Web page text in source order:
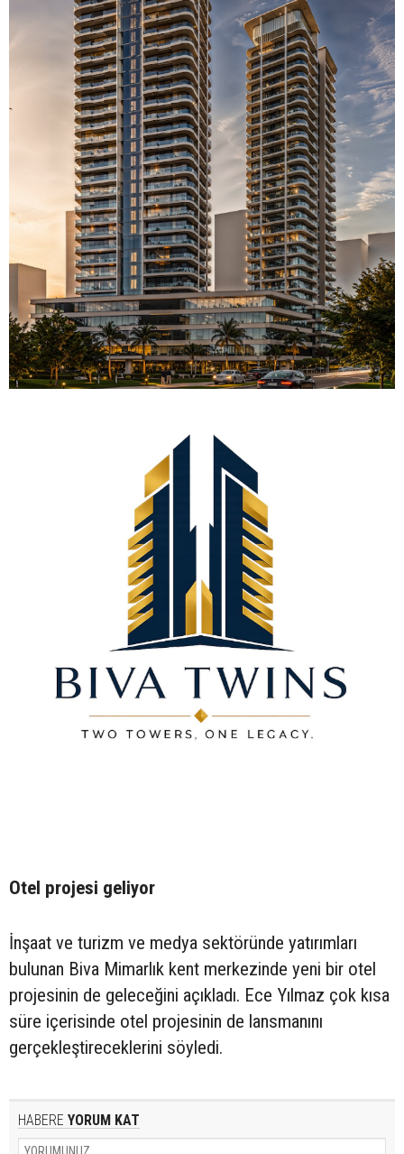
Otel projesi geliyor
İnşaat ve turizm ve medya sektöründe yatırımları
bulunan Biva Mimarlık kent merkezinde yeni bir otel
projesinin de geleceğini açıkladı. Ece Yılmaz çok kısa
süre içerisinde otel projesinin de lansmanını
gerçekleştireceklerini söyledi.
HABERE YORUM KAT